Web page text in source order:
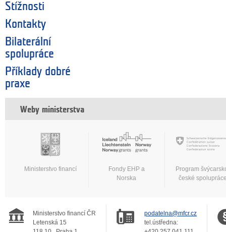
Stížnosti
Kontakty
Bilaterální
spolupráce
Příklady dobré
praxe
Weby ministerstva
Ministerstvo financí
Fondy EHP a
Norska
Program
české
Ministerstvo financí ČR
Letenská 15
podatelna@mfcr.cz
tel.ústředna: